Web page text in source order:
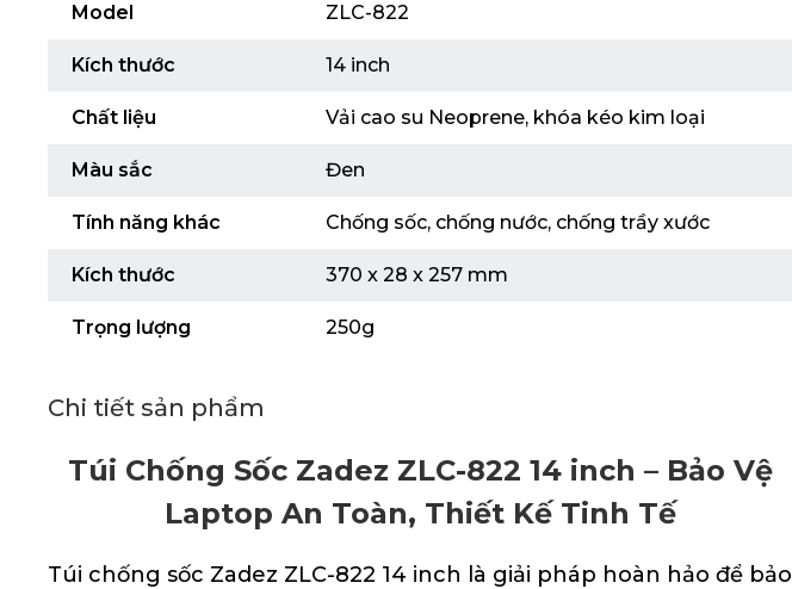
Model ZLC-822
Kích thước 14 inch
Chất liệu Vải cao su Neoprene, khóa kéo kim loại
Màu sắc Đen
Tính năng khác Chống sốc, chống nước, chống trầy xước
Kích thước 370 x 28 x 257 mm
Trọng lượng 250g
Chi tiết sản phẩm
Túi Chống Sốc Zadez ZLC-822 14 inch – Bảo Vệ
Laptop An Toàn, Thiết Kế Tinh Tế
Túi chống sốc Zadez ZLC-822 14 inch là giải pháp hoàn hảo để bảo